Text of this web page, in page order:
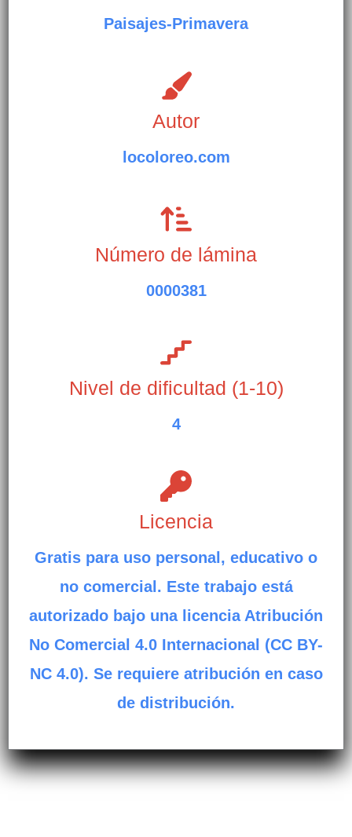
Paisajes-Primavera
Autor
locoloreo.com
Número de lámina
0000381
Nivel de dificultad (1-10)
4
Licencia
Gratis para uso personal, educativo o
no comercial. Este trabajo está
autorizado bajo una licencia Atribución
No Comercial 4.0 Internacional (CC BY-
NC 4.0). Se requiere atribución en caso
de distribución.